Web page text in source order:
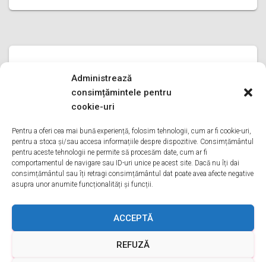
Administrează
consimțămintele pentru
cookie-uri
Pentru a oferi cea mai bună experiență, folosim tehnologii, cum ar fi cookie-uri,
pentru a stoca și/sau accesa informațiile despre dispozitive. Consimțământul
pentru aceste tehnologii ne permite să procesăm date, cum ar fi
comportamentul de navigare sau ID-uri unice pe acest site. Dacă nu îți dai
consimțământul sau îți retragi consimțământul dat poate avea afecte negative
asupra unor anumite funcționalități și funcții.
ACCEPTĂ
REFUZĂ
service frigidere Beko PRAHOVA
service frigidere Beko PRAHOVA Bine ati venit pe pagina
problema cu un frigider beko? Tot ce trebuie sa faceti
este sa ne sunati va oferim service in
Citește mai mult
DESPRE NOI SERVICII
GDPR TERMENI ȘI CONDIȚII